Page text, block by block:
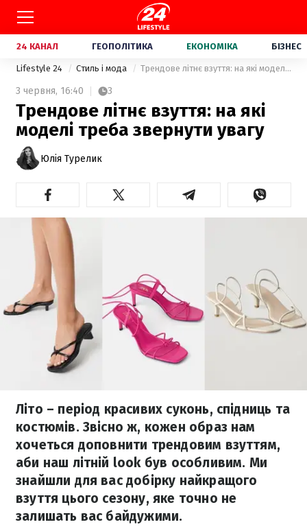
24 КАНАЛ ГЕОПОЛІТИКА ЕКОНОМІКА БІЗНЕС
Lifestyle 24 Стиль і мода Трендове літнє взуття: на які моделі треба звернути увагу
3 червня, 16:40 3
Трендове літнє взуття: на які
моделі треба звернути увагу
Юлія Турелик
Літо – період красивих суконь, спідниць та
костюмів. Звісно ж, кожен образ нам
хочеться доповнити трендовим взуттям,
аби наш літній look був особливим. Ми
знайшли для вас добірку найкращого
взуття цього сезону, яке точно не
залишать вас байдужими.